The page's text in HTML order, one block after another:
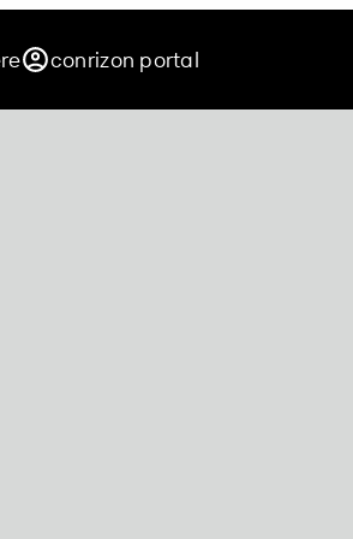
conrizon portal